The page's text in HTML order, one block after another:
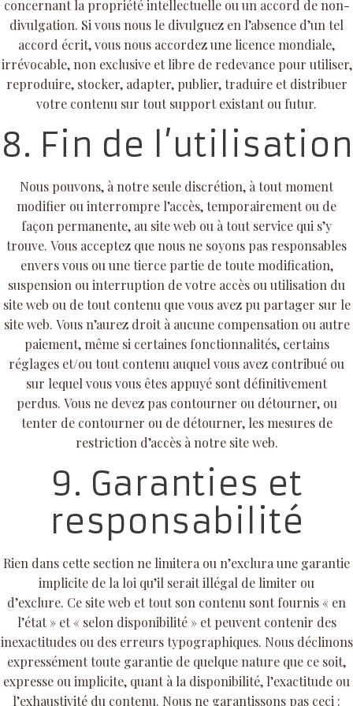
concernant la propriété intellectuelle ou un accord de non-
divulgation. Si vous nous le divulguez en l’absence d’un tel
accord écrit, vous nous accordez une licence mondiale,
irrévocable, non exclusive et libre de redevance pour utiliser,
reproduire, stocker, adapter, publier, traduire et distribuer
votre contenu sur tout support existant ou futur.
8. Fin de l’utilisation
Nous pouvons, à notre seule discrétion, à tout moment
modifier ou interrompre l’accès, temporairement ou de
façon permanente, au site web ou à tout service qui s’y
trouve. Vous acceptez que nous ne soyons pas responsables
envers vous ou une tierce partie de toute modification,
suspension ou interruption de votre accès ou utilisation du
site web ou de tout contenu que vous avez pu partager sur le
site web. Vous n’aurez droit à aucune compensation ou autre
paiement, même si certaines fonctionnalités, certains
réglages et/ou tout contenu auquel vous avez contribué ou
sur lequel vous vous êtes appuyé sont définitivement
perdus. Vous ne devez pas contourner ou détourner, ou
tenter de contourner ou de détourner, les mesures de
restriction d’accès à notre site web.
9. Garanties et
responsabilité
Rien dans cette section ne limitera ou n’exclura une garantie
implicite de la loi qu’il serait illégal de limiter ou
d’exclure. Ce site web et tout son contenu sont fournis « en
l’état » et « selon disponibilité » et peuvent contenir des
inexactitudes ou des erreurs typographiques. Nous déclinons
expressément toute garantie de quelque nature que ce soit,
expresse ou implicite, quant à la disponibilité, l’exactitude ou
l’exhaustivité du contenu. Nous ne garantissons pas ceci :